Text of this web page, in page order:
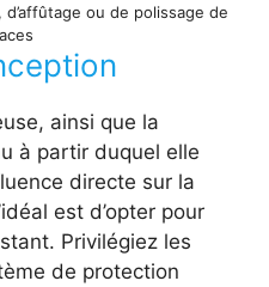
ou de polissage de
ainsi que la
à partir duquel elle
directe sur la
est d’opter pour
Privilégiez les
de protection